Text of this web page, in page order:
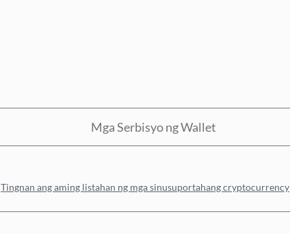
Mga Serbisyo ng Wallet
Tingnan ang aming listahan ng mga sinusuportahang cryptocurrency